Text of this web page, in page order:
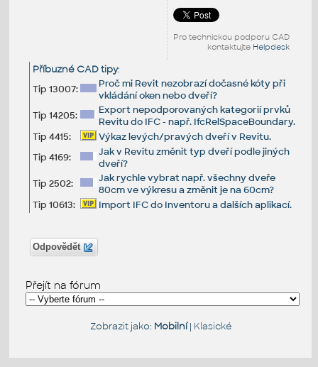
Pro technickou podporu CAD
kontaktujte Helpdesk
Příbuzné CAD tipy:
Tip 13007:
Proč mi Revit nezobrazí dočasné kóty při
vkládání oken nebo dveří?
Tip 14205:
Export nepodporovaných kategorií prvků
Revitu do IFC - např. IfcRelSpaceBoundary.
Tip 4415:
Výkaz levých/pravých dveří v Revitu.
Tip 4169:
Jak v Revitu změnit typ dveří podle jiných
dveří?
Tip 2502:
Jak rychle vybrat např. všechny dveře
80cm ve výkresu a změnit je na 60cm?
Tip 10613:
Import IFC do Inventoru a dalších aplikací.
Odpovědět
Přejít na fórum
Zobrazit jako: Mobilní| Klasické